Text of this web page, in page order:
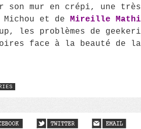
son mur en crépi, une
et de Mireille
les problèmes de
face à la beauté de